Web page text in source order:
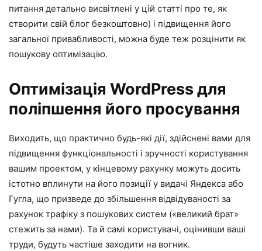
питання детально висвітлені у цій статті про те, як
створити свій блог безкоштовно) і підвищення його
загальної привабливості, можна буде теж розцінити як
пошукову оптимізацію.
Оптимізація WordPress для
поліпшення його просування
Виходить, що практично будь-які дії, здійснені вами для
підвищення функціональності і зручності користування
вашим проектом, у кінцевому рахунку можуть досить
істотно вплинути на його позиції у видачі Яндекса або
Гугла, що призведе до збільшення відвідуваності за
рахунок трафіку з пошукових систем («великий брат»
стежить за нами). Та й самі користувачі, оцінивши ваші
труди, будуть частіше заходити на вогник.